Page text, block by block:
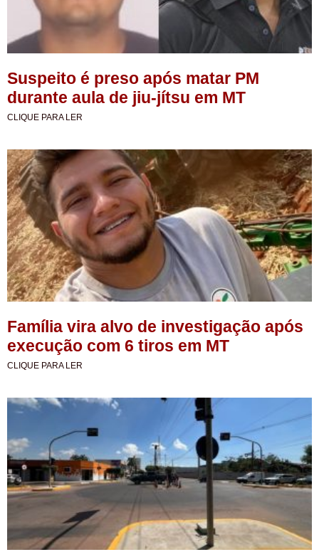
Suspeito é preso após matar PM
durante aula de jiu-jítsu em MT
CLIQUE PARA LER
Família vira alvo de investigação após
execução com 6 tiros em MT
CLIQUE PARA LER